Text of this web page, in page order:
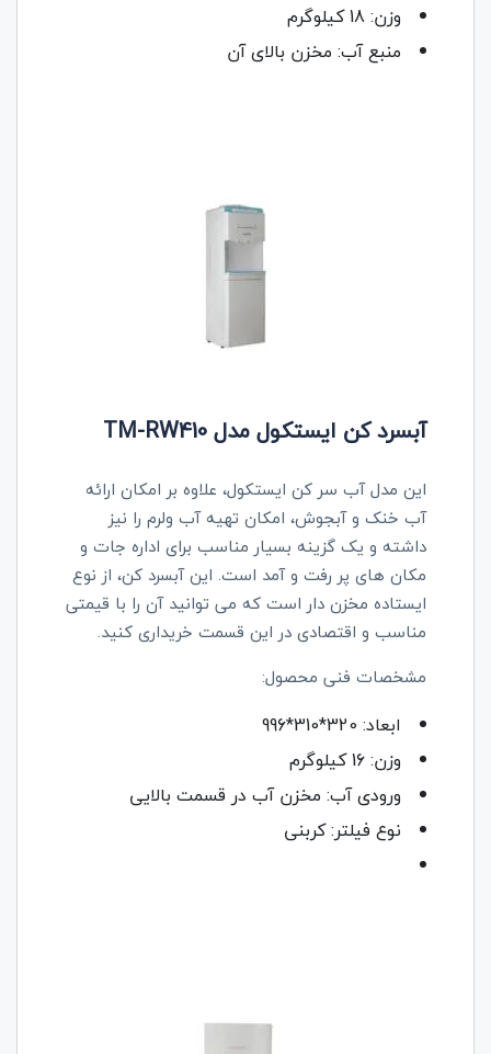
وزن: 18 کیلوگرم
منبع آب: مخزن بالای آن
آبسرد کن ایستکول مدل TM-RW410
این مدل آب سر کن ایستکول، علاوه بر امکان ارائه
آب خنک و آبجوش، امکان تهیه آب ولرم را نیز
داشته و یک گزینه بسیار مناسب برای اداره جات و
مکان های پر رفت و آمد است. این آبسرد کن، از نوع
ایستاده مخزن دار است که می توانید آن را با قیمتی
مناسب و اقتصادی در این قسمت خریداری کنید.
مشخصات فنی محصول:
ابعاد: 320*310*996
وزن: 16 کیلوگرم
ورودی آب: مخزن آب در قسمت بالایی
نوع فیلتر: کربنی